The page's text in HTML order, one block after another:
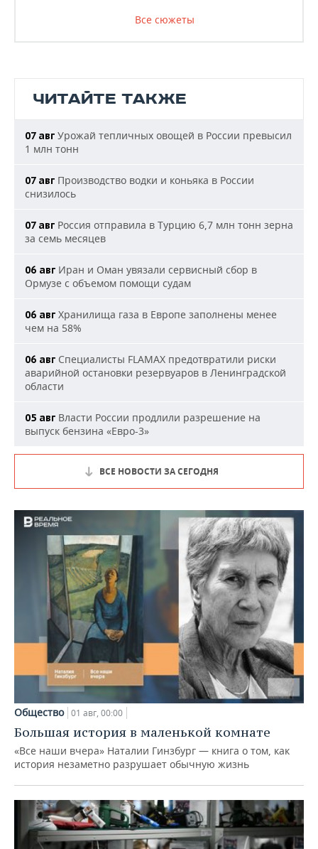
Все сюжеты
ЧИТАЙТЕ ТАКЖЕ
07 авг Урожай тепличных овощей в России превысил
1 млн тонн
07 авг Производство водки и коньяка в России
снизилось
07 авг Россия отправила в Турцию 6,7 млн тонн зерна
за семь месяцев
06 авг Иран и Оман увязали сервисный сбор в
Ормузе с объемом помощи судам
06 авг Хранилища газа в Европе заполнены менее
чем на 58%
06 авг Специалисты FLAMAX предотвратили риски
аварийной остановки резервуаров в Ленинградской
области
05 авг Власти России продлили разрешение на
выпуск бензина «Евро-3»
ВСЕ НОВОСТИ ЗА СЕГОДНЯ
Общество 01 авг, 00:00
Большая история в маленькой комнате
«Все наши вчера» Наталии Гинзбург — книга о том, как
история незаметно разрушает обычную жизнь